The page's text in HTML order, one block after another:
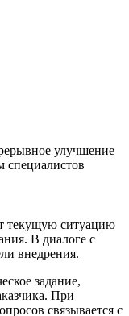
улучшение
специалистов
текущую ситуацию
В диалоге с
внедрения.
задание,
При
связывается с